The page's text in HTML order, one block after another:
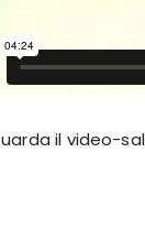
uarda il video-